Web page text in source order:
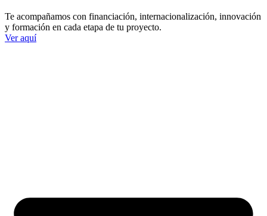
Te acompañamos con financiación, internacionalización, innovación
y formación en cada etapa de tu proyecto.
Ver aquí